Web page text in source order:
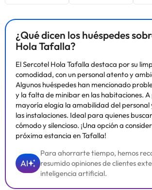
¿Qué dicen los huéspedes
Hola Tafalla?
El Sercotel Hola Tafalla destaca por su
comodidad, con un personal atento y
Algunos huéspedes han mencionado
y la falta de minibar en las habitaciones. A
mayoría elogia la amabilidad del personal
las instalaciones. Ideal para quienes
cómodo y silencioso. ¡Una opción a
próxima estancia en Tafalla!
AI
Para ahorrarte tiempo, hemos
resumido opiniones de clientes
inteligencia artificial.